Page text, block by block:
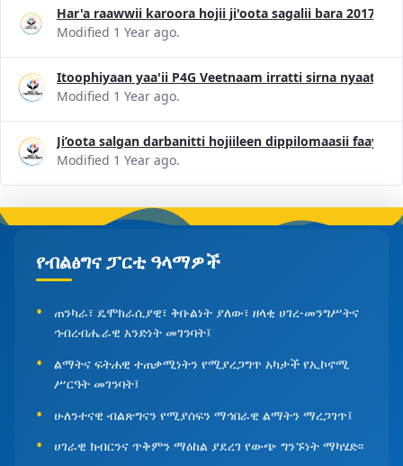
Har'a raawwii karoora hojii ji'oota sagalii bara 2017
Modified 1 Year ago.
Itoophiyaan yaa'ii P4G Veetnaam irratti sirna nyaataa
Modified 1 Year ago.
Ji’oota salgan darbanitti hojiileen dippilomaasii
Modified 1 Year ago.
የብልፅግና ፓርቲ ዓላማዎች
ጠንካራ፣ ዴሞክራሲያዊ፣ ቅቡልነት ያለው፣ ዘላቂ ሀገረ-መንግሥትና
ኅብረብሔራዊ አንድነት መገንባት፤
ልማትና ፍትሐዊ ተጠቃሚነትን የሚያረጋግጥ አካታች የኢኮኖሚ
ሥርዓት መገንባት፤
ሁለንተናዊ ብልጽግናን የሚያሰፍን ማኅበራዊ ልማትን ማረጋገጥ፤
ሀገራዊ ክብርንና ጥቅምን ማዕከል ያደረገ የውጭ ግንኙነት ማካሄድ፡፡